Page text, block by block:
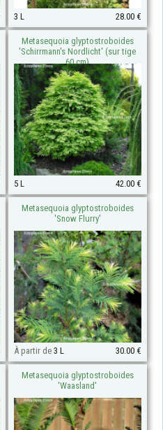
3 L 28.00 €
Metasequoia glyptostroboides
'Schirrmann's Nordlicht' (sur tige
60 cm)
5 L 42.00 €
Metasequoia glyptostroboides
'Snow Flurry'
À partir de3 L 30.00 €
Metasequoia glyptostroboides
'Waasland'